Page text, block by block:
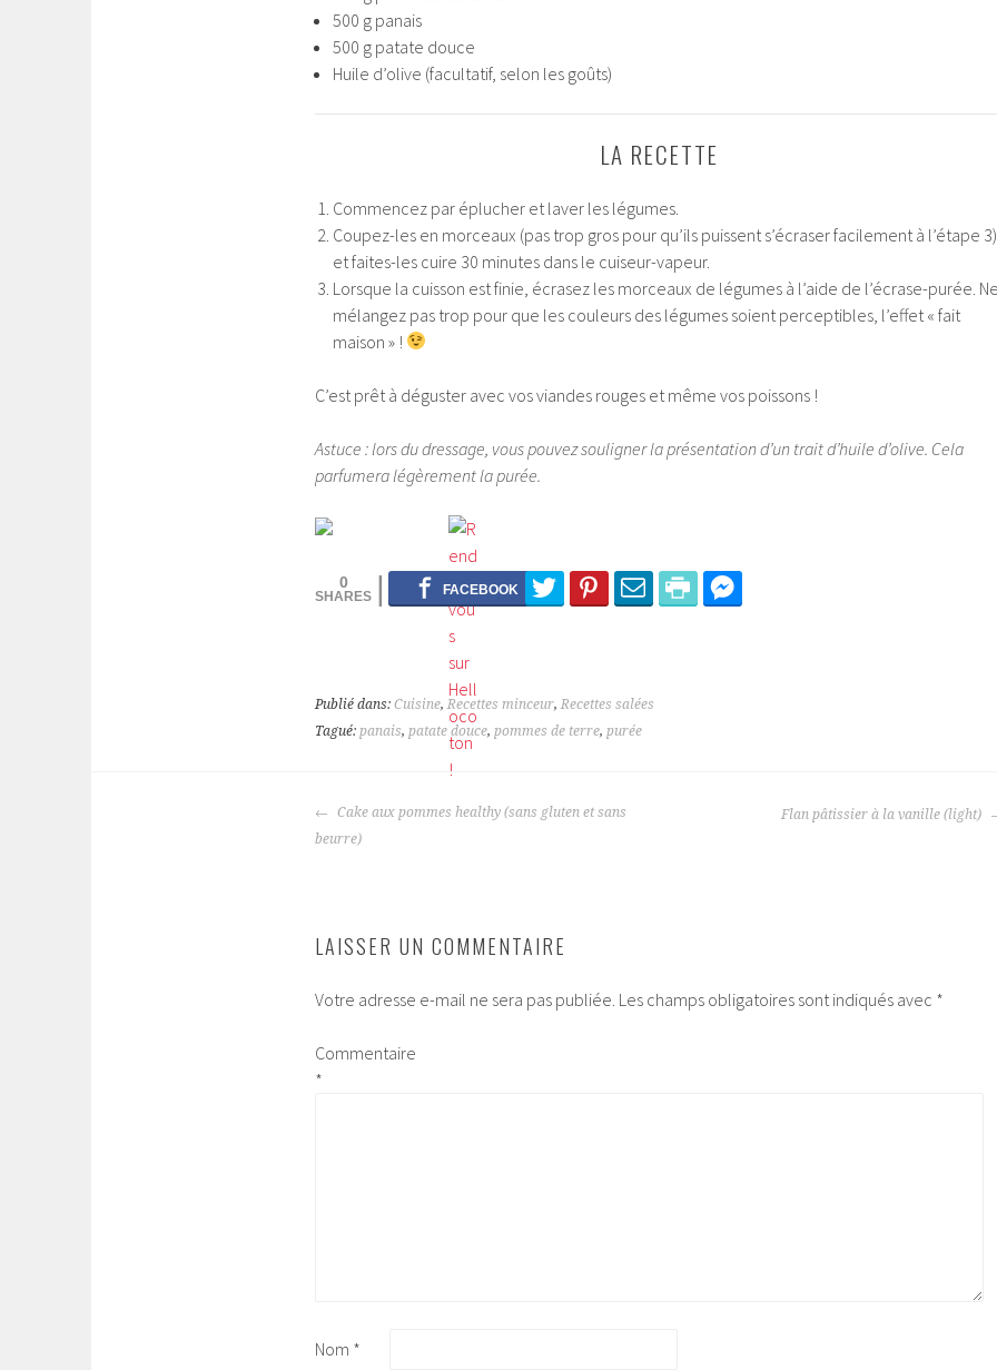
500 g panais
500 g patate douce
Huile d’olive (facultatif, selon les goûts)
LA RECETTE
Commencez par éplucher et laver les légumes.
Coupez-les en morceaux (pas trop gros pour qu’ils puissent s’écraser facilement à l’étape 3)
et faites-les cuire 30 minutes dans le cuiseur-vapeur.
Lorsque la cuisson est finie, écrasez les morceaux de légumes à l’aide de l’écrase-purée.
mélangez pas trop pour que les couleurs des légumes soient perceptibles, l’effet « fait
maison » !
C’est prêt à déguster avec vos viandes rouges et même vos poissons !
Astuce : lors du dressage, vous pouvez souligner la présentation d’un trait d’huile d’olive. Cela
parfumera légèrement la purée.
0
Publié dans: Cuisine, Recettes minceur, Recettes salées
Tagué: panais, patate douce, pommes de terre, purée
NAVIGATION
DES
Cake aux pommes healthy (sans gluten et sans
beurre)
Flan pâtissier à la vanille (light)
LAISSER UN COMMENTAIRE
Votre adresse e-mail ne sera pas publiée. Les champs obligatoires sont indiqués avec *
Commentaire
*
Nom *